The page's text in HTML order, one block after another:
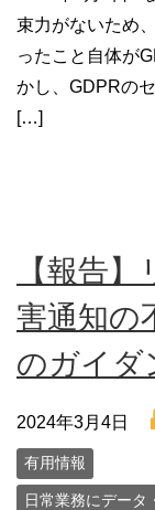
束力がないため
ったこと自体が
かし、GDPRの
[…]
【報告
害通知の
のガイダ
2024年3月4日
有用情報
日常業務にデータ